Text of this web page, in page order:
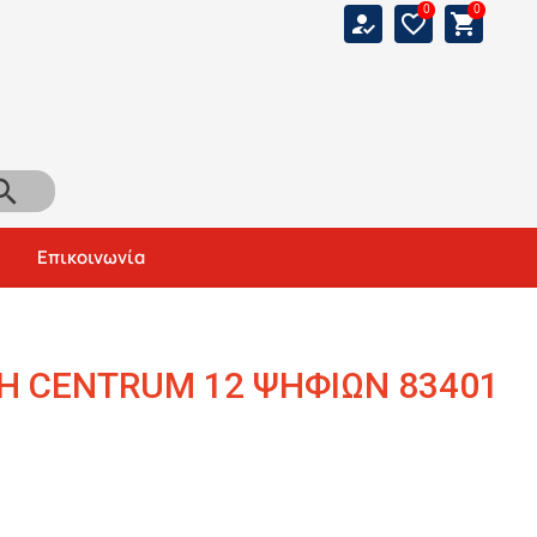
how_to_reg 0
favorite_border 0
shopping_cart
Αναζήτηση
Επικοινωνία
12 ΨΗΦΙΩΝ 83401